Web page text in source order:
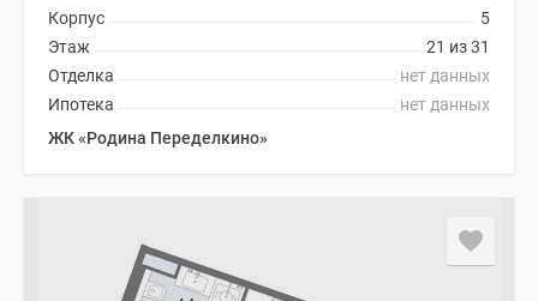
5
Корпус
21 из 31
Этаж
нет данных
Отделка
нет данных
Ипотека
ЖК «Родина Переделкино»